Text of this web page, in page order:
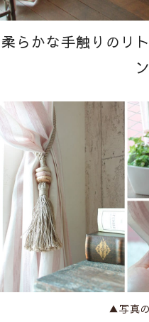
柔らかな手触りのリ
ン
▲写真